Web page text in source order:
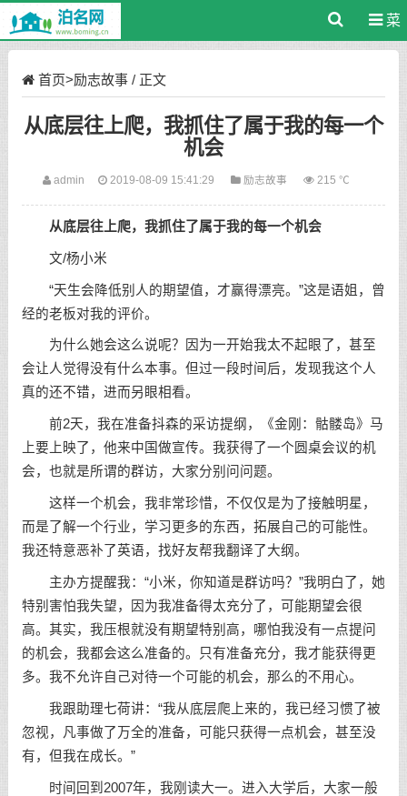
菜
首页>励志故事/ 正文
从底层往上爬，我抓住了属于我的每一个
机会
admin 2019-08-09 15:41:29 励志故事 215 ℃
从底层往上爬，我抓住了属于我的每一个机会
文/杨小米
“天生会降低别人的期望值，才赢得漂亮。”这是语姐，曾
经的老板对我的评价。
为什么她会这么说呢？因为一开始我太不起眼了，甚至
会让人觉得没有什么本事。但过一段时间后，发现我这个人
真的还不错，进而另眼相看。
前2天，我在准备抖森的采访提纲，《金刚：骷髅岛》马
上要上映了，他来中国做宣传。我获得了一个圆桌会议的机
会，也就是所谓的群访，大家分别问问题。
这样一个机会，我非常珍惜，不仅仅是为了接触明星，
而是了解一个行业， 学习 更多的东西，拓展自己的可能性。
我还特意恶补了英语，找好友帮我翻译了大纲。
主办方提醒我：“小米，你知道是群访吗？”我明白了，她
特别害怕我失望，因为我准备得太充分了，可能期望会很
高。其实，我压根就没有期望特别高，哪怕我没有一点提问
的机会，我都会这么准备的。只有准备充分，我才能获得更
多。我不允许自己对待一个可能的机会，那么的不用心。
我跟助理七荷讲：“我从底层爬上来的，我已经习惯了被
忽视，凡事做了万全的准备，可能只获得一点机会，甚至没
有，但我在成长。”
时间回到2007年，我刚读大一。进入大学后，大家一般